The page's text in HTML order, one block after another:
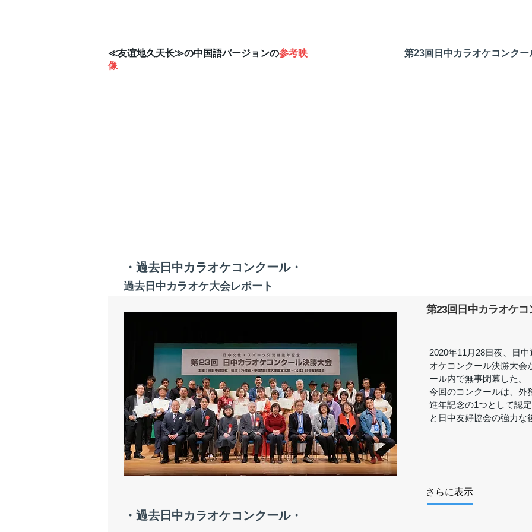
≪友谊地久天长≫の中国語バージョンの参考映
像
第23回日中カラオケコンクー
過去日中カラオケ大会レポート
・過去日中カラオケコンクール・
第23回日中カラオケ
2020年11月28日夜、日
オケコンクール決勝大会
ール内で無事閉幕した。
今回のコンクールは、外
進年記念の1つとして認
と日中友好協会の強力な
さらに表示
・過去日中カラオケコンクール・